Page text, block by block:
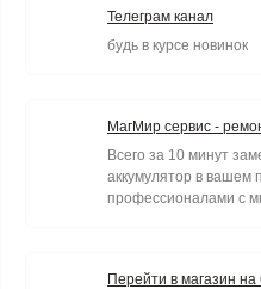
Телеграм канал
будь в курсе новинок
МагМир сервис -
Всего за 10 минут
аккумулятор в вашем
профессионалами с
Перейти в магазин на